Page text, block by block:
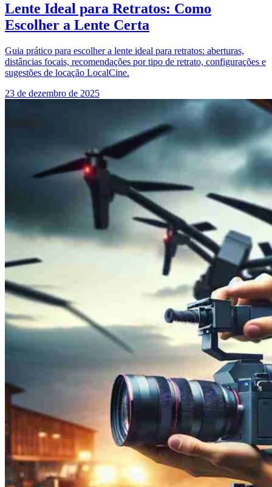
Lente Ideal para Retratos: Como
Escolher a Lente Certa
Guia prático para escolher a lente ideal para retratos: aberturas,
distâncias focais, recomendações por tipo de retrato, configurações e
sugestões de locação LocalCine.
23 de dezembro de 2025